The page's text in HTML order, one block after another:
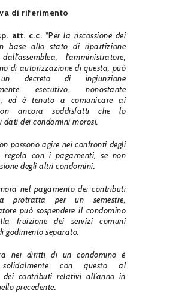
di riferimento
att. c.c. “Per la riscossione dei
base allo stato di ripartizione
l’amministratore,
di autorizzazione di questa, può
decreto di ingiunzione
esecutivo, nonostante
ed è tenuto a comunicare ai
ancora soddisfatti che lo
dati dei condomini morosi.
possono agire nei confronti degli
regola con i pagamenti, se non
degli altri condomini.
nel pagamento dei contributi
protratta per un semestre,
può sospendere il condomino
fruizione dei servizi comuni
godimento separato.
nei diritti di un condomino è
solidalmente con questo al
dei contributi relativi all’anno in
precedente.